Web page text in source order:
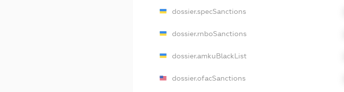
dossier.specSanctions
dossier.rnboSanctions
dossier.amkuBlackList
dossier.ofacSanctions